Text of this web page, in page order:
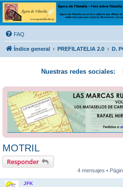
Ágora de Filatelia
Foro sobre filatelia o sobre lo que se tercie. Ágora
ofrece a la comunidad filatélica universal para
conocimientos
FAQ
Índice general PREFILATELIA 2.0 D.
Nuestras redes sociales:
MOTRIL
Responder
4 mensajes •
JFK